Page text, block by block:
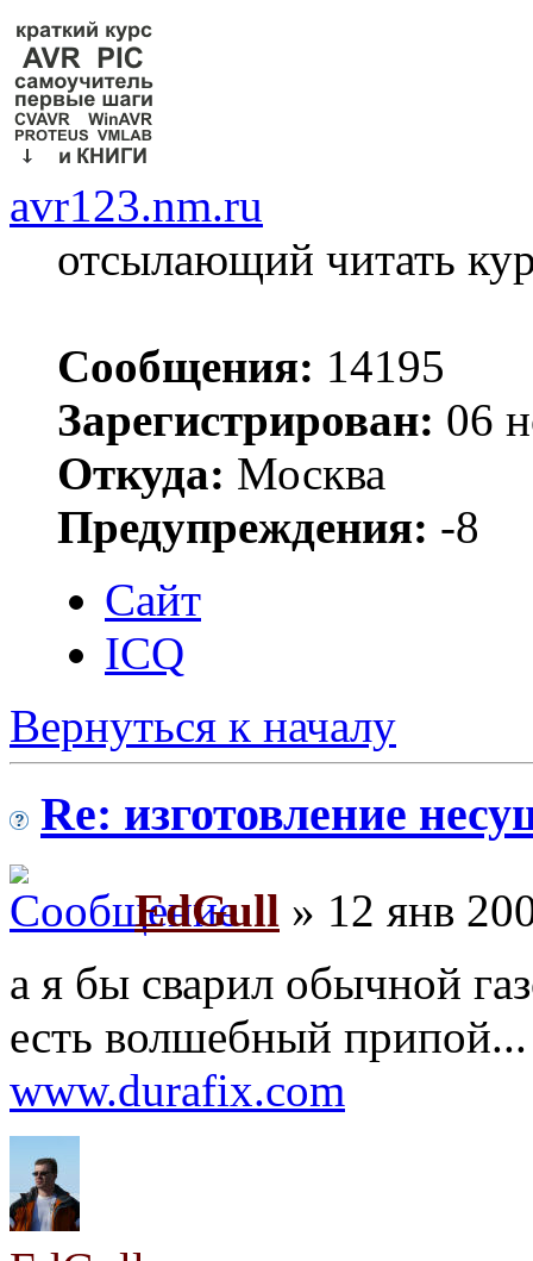
avr123.nm.ru
отсылающий читать
Сообщения: 14195
Зарегистрирован: 06
Откуда: Москва
Предупреждения: -8
Сайт
ICQ
Вернуться к началу
Re: изготовление
EdGull » 12 янв
а я бы сварил обычной
есть волшебный
www.durafix.com